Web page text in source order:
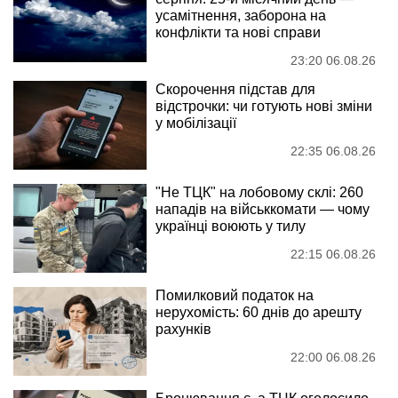
усамітнення, заборона на
конфлікти та нові справи
23:20 06.08.26
Скорочення підстав для
відстрочки: чи готують нові зміни
у мобілізації
22:35 06.08.26
"Не ТЦК" на лобовому склі: 260
нападів на військкомати — чому
українці воюють у тилу
22:15 06.08.26
Помилковий податок на
нерухомість: 60 днів до арешту
рахунків
22:00 06.08.26